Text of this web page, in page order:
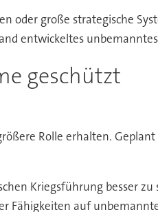
große strategische
entwickeltes
geschützt
Rolle erhalten.
Kriegsführung besser
Fähigkeiten auf